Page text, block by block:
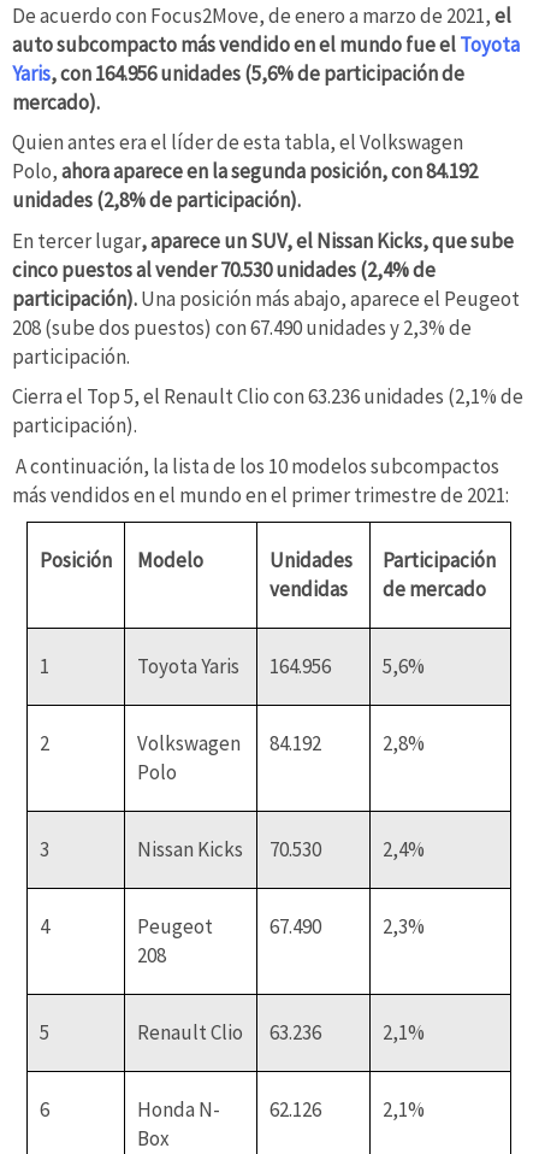
De acuerdo con Focus2Move, de enero a marzo de 2021,el
auto subcompacto más vendido en el mundo fue elToyota
Yaris, con 164.956 unidades (5,6% de participación de
mercado).
Quien antes era el líder de esta tabla, el Volkswagen
Polo,ahora aparece en la segunda posición, con 84.192
unidades (2,8% de participación).
En tercer lugar, aparece un SUV, el Nissan Kicks, que sube
cinco puestos al vender 70.530 unidades (2,4% de
participación).Una posición más abajo, aparece el Peugeot
208 (sube dos puestos) con 67.490 unidades y 2,3% de
participación.
Cierra el Top 5, el Renault Clio con 63.236 unidades (2,1% de
participación).
A continuación, la lista de los 10 modelos subcompactos
más vendidos en el mundo en el primer trimestre de 2021:
Posición Modelo
Unidades
vendidas
Participación
de mercado
1 Toyota Yaris 164.956 5,6%
2
Volkswagen
Polo
84.192 2,8%
3 Nissan Kicks 70.530 2,4%
4
Peugeot
208
67.490 2,3%
5 Renault Clio 63.236 2,1%
6
Honda N-
Box
62.126 2,1%